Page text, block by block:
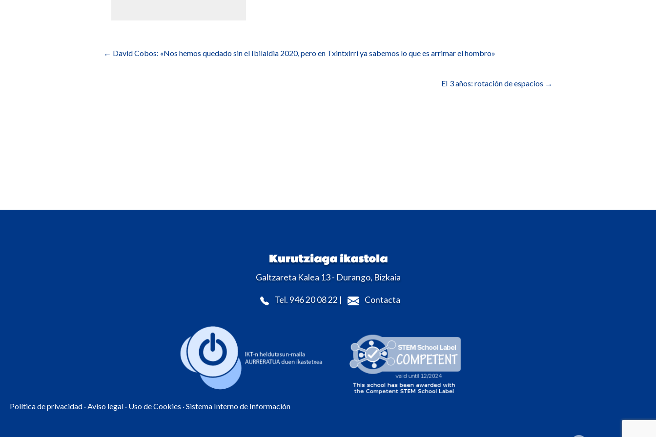
de
← David Cobos: «Nos hemos quedado sin el Ibilaldia 2020, pero en Txintxirri ya sabemos lo que es arrimar el hombro»
EI 3 años: rotación de espacios →
Kurutziaga ikastola
Galtzareta Kalea 13 - Durango, Bizkaia
Tel. 946 20 08 22 | Contacta
Política de privacidad ·Aviso legal · Uso de Cookies · Sistema Interno de Información